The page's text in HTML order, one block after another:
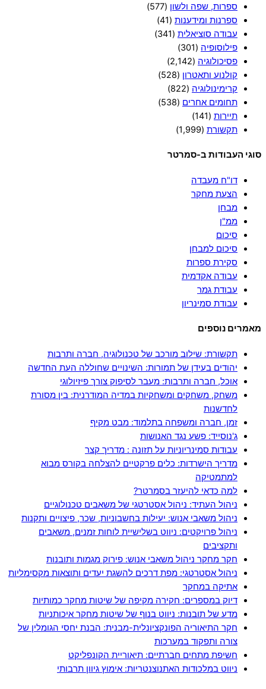
ספרות, שפה ולשון (577)
ספרנות ומידענות (41)
עבודה סוציאלית (341)
פילוסופיה (301)
פסיכולוגיה (2,142)
קולנוע ותאטרון (528)
קרימינולוגיה (822)
תחומים אחרים (538)
תיירות (141)
תקשורת (1,999)
סוגי העבודות ב-סמרטר
דו"ח מעבדה
הצעת מחקר
מבחן
ממ"ן
סיכום
סיכום למבחן
סקירת ספרות
עבודה אקדמית
עבודת גמר
עבודת סמינריון
מאמרים נוספים
תקשורת: שילוב מורכב של טכנולוגיה, חברה ותרבות
יהודים בעידן של תמורות: השינויים שחוללה העת החדשה
אוכל, חברה ותרבות: מעבר לסיפוק צורך פיזיולוגי
משחק, משחקים ומשחקיות במדיה המודרנית: בין מסורת
לחדשנות
זמן, חברה ומשפחה בתלמוד: מבט מקיף
ג'נוסייד: פשע נגד האנושות
עבודות סמינריוניות על תזונה : מדריך קצר
מדריך הישרדות: כלים פרקטיים להצלחה בקורס מבוא
למתמטיקה
למה כדאי להיעזר בסמרטר?
ניהול העתיד: ניהול אסטרטגי של משאבים טכנולוגיים
ניהול משאבי אנוש: יעילות בחשבוניות, שכר, פיצויים ותקנות
ניהול פרויקטים: ניווט בשלישיית לוחות זמנים, משאבים
ותקציבים
חקר מחקר ניהול משאבי אנוש: פירוק מגמות ותובנות
ניהול אסטרטגי: מפת דרכים להשגת יעדים ותוצאות מקסימליות
אתיקה במחקר
דיוק במספרים: חקירה מקיפה של שיטות מחקר כמותיות
מדע של תובנות: ניווט בנוף של שיטות מחקר איכותניות
חקר התיאוריה הפונקציונלית-מבנית: הבנת יחסי הגומלין של
צורה ותפקוד במערכות
חשיפת מתחים חברתיים: תיאוריית הקונפליקט
ניווט במלכודות האתנוצנטריות: אימוץ גיוון תרבותי